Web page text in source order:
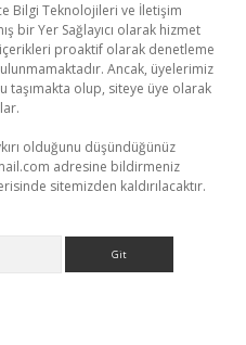
Bilgi Teknolojileri ve İletişim
bir Yer Sağlayıcı olarak hizmet
proaktif olarak denetleme
Ancak, üyelerimiz
taşımakta olup, siteye üye olarak
olduğunu düşündüğünüz
adresine bildirmeniz
sitemizden kaldırılacaktır.